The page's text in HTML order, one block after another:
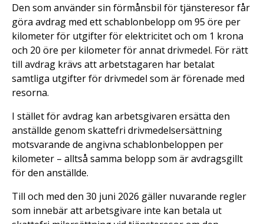
Den som använder sin förmånsbil för tjänsteresor får
göra avdrag med ett schablonbelopp om 95 öre per
kilometer för utgifter för elektricitet och om 1 krona
och 20 öre per kilometer för annat drivmedel. För rätt
till avdrag krävs att arbetstagaren har betalat
samtliga utgifter för drivmedel som är förenade med
resorna.
I stället för avdrag kan arbetsgivaren ersätta den
anställde genom skattefri drivmedelsersättning
motsvarande de angivna schablonbeloppen per
kilometer – alltså samma belopp som är avdragsgillt
för den anställde.
Till och med den 30 juni 2026 gäller nuvarande regler
som innebär att arbetsgivare inte kan betala ut